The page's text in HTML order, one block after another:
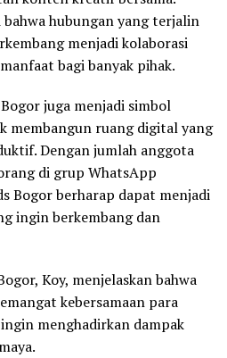
hubungan yang terjalin
menjadi kolaborasi
bagi banyak pihak.
juga menjadi simbol
membangun ruang digital yang
Dengan jumlah anggota
di grup WhatsApp
Bogor berharap dapat menjadi
ingin berkembang dan
Koy, menjelaskan bahwa
kebersamaan para
menghadirkan dampak